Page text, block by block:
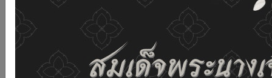
เปลี่ยนการแสดงผล
ก-ก